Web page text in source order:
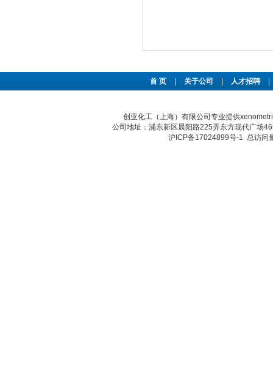
首 页 关于公司 人才招聘
创亚化工（上海）有限公司专业提供
公司地址：浦东新区晨阳路225弄东方现代广场
沪ICP备17024899号-1 总访问